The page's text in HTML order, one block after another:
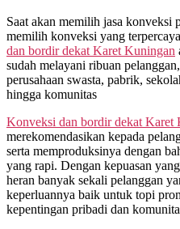
Saat akan memilih jasa konveksi
memilih konveksi yang
dan bordir dekat Karet Kuningan
sudah melayani ribuan
perusahaan swasta, pabrik,
hingga komunitas
Konveksi dan bordir dekat Karet
merekomendasikan kepada
serta memproduksinya dengan
yang rapi. Dengan kepuasan
heran banyak sekali pelanggan
keperluannya baik untuk topi
kepentingan pribadi dan